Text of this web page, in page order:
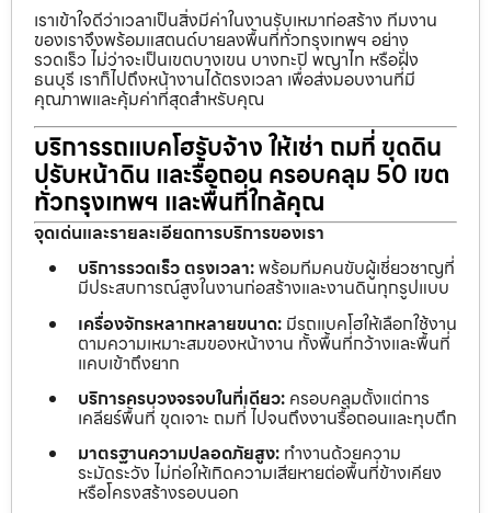
เราเข้าใจดีว่าเวลาเป็นสิ่งมีค่าในงานรับเหมาก่อสร้าง ทีมงาน
ของเราจึงพร้อมแสตนด์บายลงพื้นที่ทั่วกรุงเทพฯ อย่าง
รวดเร็ว ไม่ว่าจะเป็นเขตบางเขน บางกะปิ พญาไท หรือฝั่ง
ธนบุรี เราก็ไปถึงหน้างานได้ตรงเวลา เพื่อส่งมอบงานที่มี
คุณภาพและคุ้มค่าที่สุดสำหรับคุณ
บริการรถแบคโฮรับจ้าง ให้เช่า ถมที่ ขุดดิน
ปรับหน้าดิน และรื้อถอน ครอบคลุม 50 เขต
ทั่วกรุงเทพฯ และพื้นที่ใกล้คุณ
จุดเด่นและรายละเอียดการบริการของเรา
บริการรวดเร็ว ตรงเวลา:พร้อมทีมคนขับผู้เชี่ยวชาญที่
มีประสบการณ์สูงในงานก่อสร้างและงานดินทุกรูปแบบ
เครื่องจักรหลากหลายขนาด: มีรถแบคโฮให้เลือกใช้งาน
ตามความเหมาะสมของหน้างาน ทั้งพื้นที่กว้างและพื้นที่
แคบเข้าถึงยาก
บริการครบวงจรจบในที่เดียว: ครอบคลุมตั้งแต่การ
เคลียร์พื้นที่ ขุดเจาะ ถมที่ ไปจนถึงงานรื้อถอนและทุบตึก
มาตรฐานความปลอดภัยสูง: ทำงานด้วยความ
ระมัดระวัง ไม่ก่อให้เกิดความเสียหายต่อพื้นที่ข้างเคียง
หรือโครงสร้างรอบนอก